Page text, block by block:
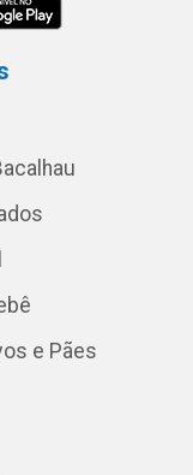
e Pães